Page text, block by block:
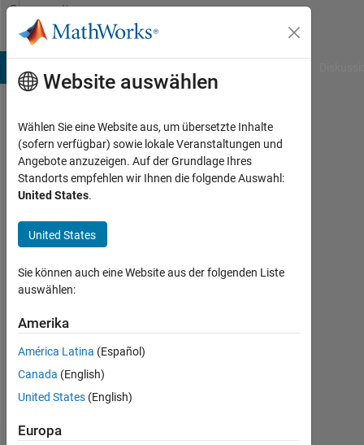
Weiter zum Inhalt
Community
Profile
mmenvo
Aktiv
seit
2012
Followers:
Following:
Follow
Nachricht
Website auswählen
Wählen Sie eine Website aus, um übersetzte Inhalte
(sofern verfügbar) sowie lokale Veranstaltungen und
Angebote anzuzeigen. Auf der Grundlage Ihres
Standorts empfehlen wir Ihnen die folgende Auswahl:
United States.
United States
Sie können auch eine Website aus der folgenden Liste
auswählen:
Amerika
América Latina (Español)
Canada (English)
United States (English)
Europa